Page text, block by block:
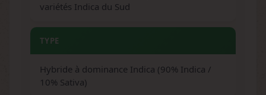
variétés Indica du Sud
TYPE
Hybride à dominance Indica (90% Indica /
10% Sativa)